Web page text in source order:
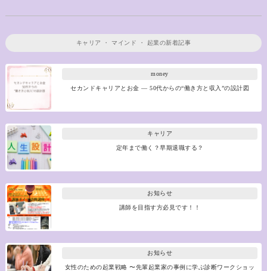
キャリア ・ マインド ・ 起業の新着記事
money
セカンドキャリアとお金 ― 50代からの“働き方と収入”の設計図
キャリア
定年まで働く？早期退職する？
お知らせ
講師を目指す方必見です！！
お知らせ
女性のための起業戦略 〜先輩起業家の事例に学ぶ診断ワークショッ